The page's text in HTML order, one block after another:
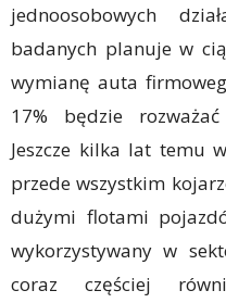
jednoosobowych
badanych planuje w
wymianę auta
17% będzie
Jeszcze kilka lat temu
przede wszystkim
dużymi flotami
wykorzystywany w
coraz częściej